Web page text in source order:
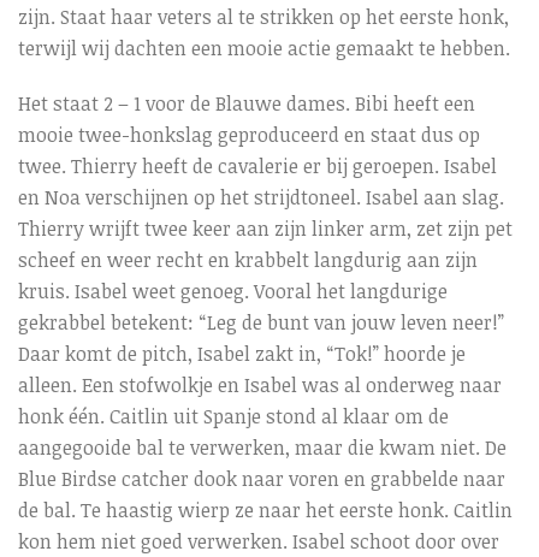
zijn. Staat haar veters al te strikken op het eerste honk,
terwijl wij dachten een mooie actie gemaakt te hebben.
Het staat 2 – 1 voor de Blauwe dames. Bibi heeft een
mooie twee-honkslag geproduceerd en staat dus op
twee. Thierry heeft de cavalerie er bij geroepen. Isabel
en Noa verschijnen op het strijdtoneel. Isabel aan slag.
Thierry wrijft twee keer aan zijn linker arm, zet zijn pet
scheef en weer recht en krabbelt langdurig aan zijn
kruis. Isabel weet genoeg. Vooral het langdurige
gekrabbel betekent: “Leg de bunt van jouw leven neer!”
Daar komt de pitch, Isabel zakt in, “Tok!” hoorde je
alleen. Een stofwolkje en Isabel was al onderweg naar
honk één. Caitlin uit Spanje stond al klaar om de
aangegooide bal te verwerken, maar die kwam niet. De
Blue Birdse catcher dook naar voren en grabbelde naar
de bal. Te haastig wierp ze naar het eerste honk. Caitlin
kon hem niet goed verwerken. Isabel schoot door over